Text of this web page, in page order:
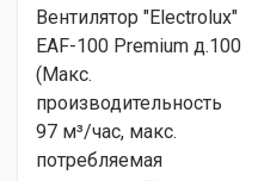
Вентилятор "Electrolux"
EAF-100 Premium д.100
(Макс.
производительность
97 м³/час, макс.
потребляемая